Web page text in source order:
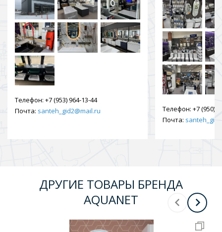
Телефон: +7 (953) 964-13-44
Почта: santeh_gid2@mail.ru Телефон: +7 (950)
Почта:
ДРУГИЕ ТОВАРЫ БРЕНДА
AQUANET